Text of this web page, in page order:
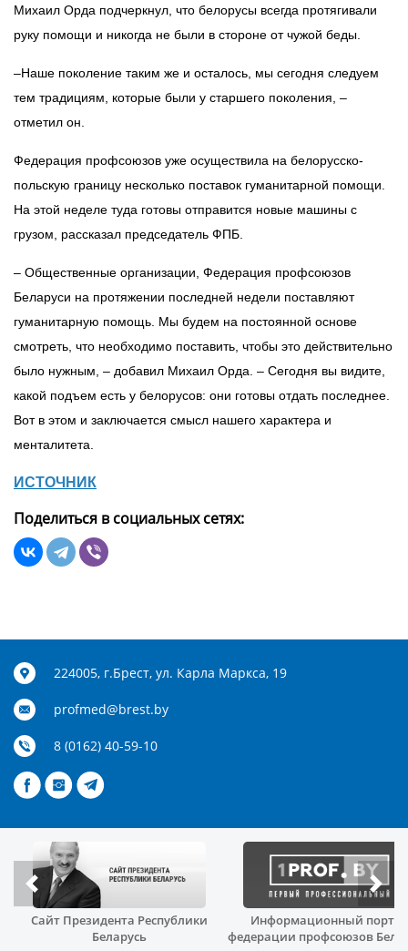
Михаил Орда подчеркнул, что белорусы всегда протягивали
руку помощи и никогда не были в стороне от чужой беды.
–Наше поколение таким же и осталось, мы сегодня следуем
тем традициям, которые были у старшего поколения, –
отметил он.
Федерация профсоюзов уже осуществила на белорусско-
польскую границу несколько поставок гуманитарной помощи.
На этой неделе туда готовы отправится новые машины с
грузом, рассказал председатель ФПБ.
– Общественные организации, Федерация профсоюзов
Беларуси на протяжении последней недели поставляют
гуманитарную помощь. Мы будем на постоянной основе
смотреть, что необходимо поставить, чтобы это действительно
было нужным, – добавил Михаил Орда. – Сегодня вы видите,
какой подъем есть у белорусов: они готовы отдать последнее.
Вот в этом и заключается смысл нашего характера и
менталитета.
ИСТОЧНИК
Поделиться в социальных сетях:
224005, г.Брест, ул. Карла Маркса, 19
profmed@brest.by
8 (0162) 40-59-10
Сайт Президента Республики
Беларусь
Информационный
федерации профсоюзов